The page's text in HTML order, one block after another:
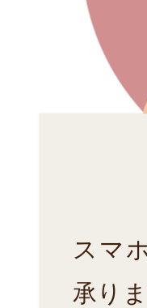
スマ
承りま